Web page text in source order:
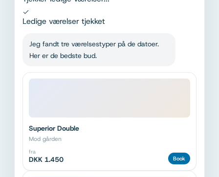
Ledige værelser tjekket
Jeg fandt tre værelsestyper på de datoer.
Her er de bedste bud.
Superior Double
Mod gården
fra
DKK 1.450 Book